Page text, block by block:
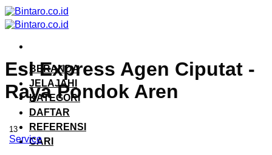
Skip
to
content
BERANDA
JELAJAHI
KATEGORI
DAFTAR
REFERENSI
CARI
Esl Express Agen Ciputat -
Raya Pondok Aren
13
Service